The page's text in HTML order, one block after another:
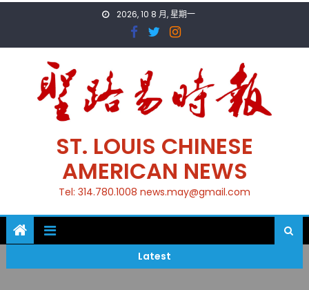
2026, 10 8 月, 星期一
ST. LOUIS CHINESE
AMERICAN NEWS
Tel: 314.780.1008 news.may@gmail.com
Latest